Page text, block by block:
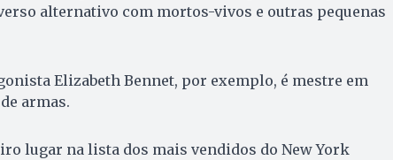
alternativo com mortos-vivos e outras pequenas
Elizabeth Bennet, por exemplo, é mestre em
armas.
lugar na lista dos mais vendidos do New York